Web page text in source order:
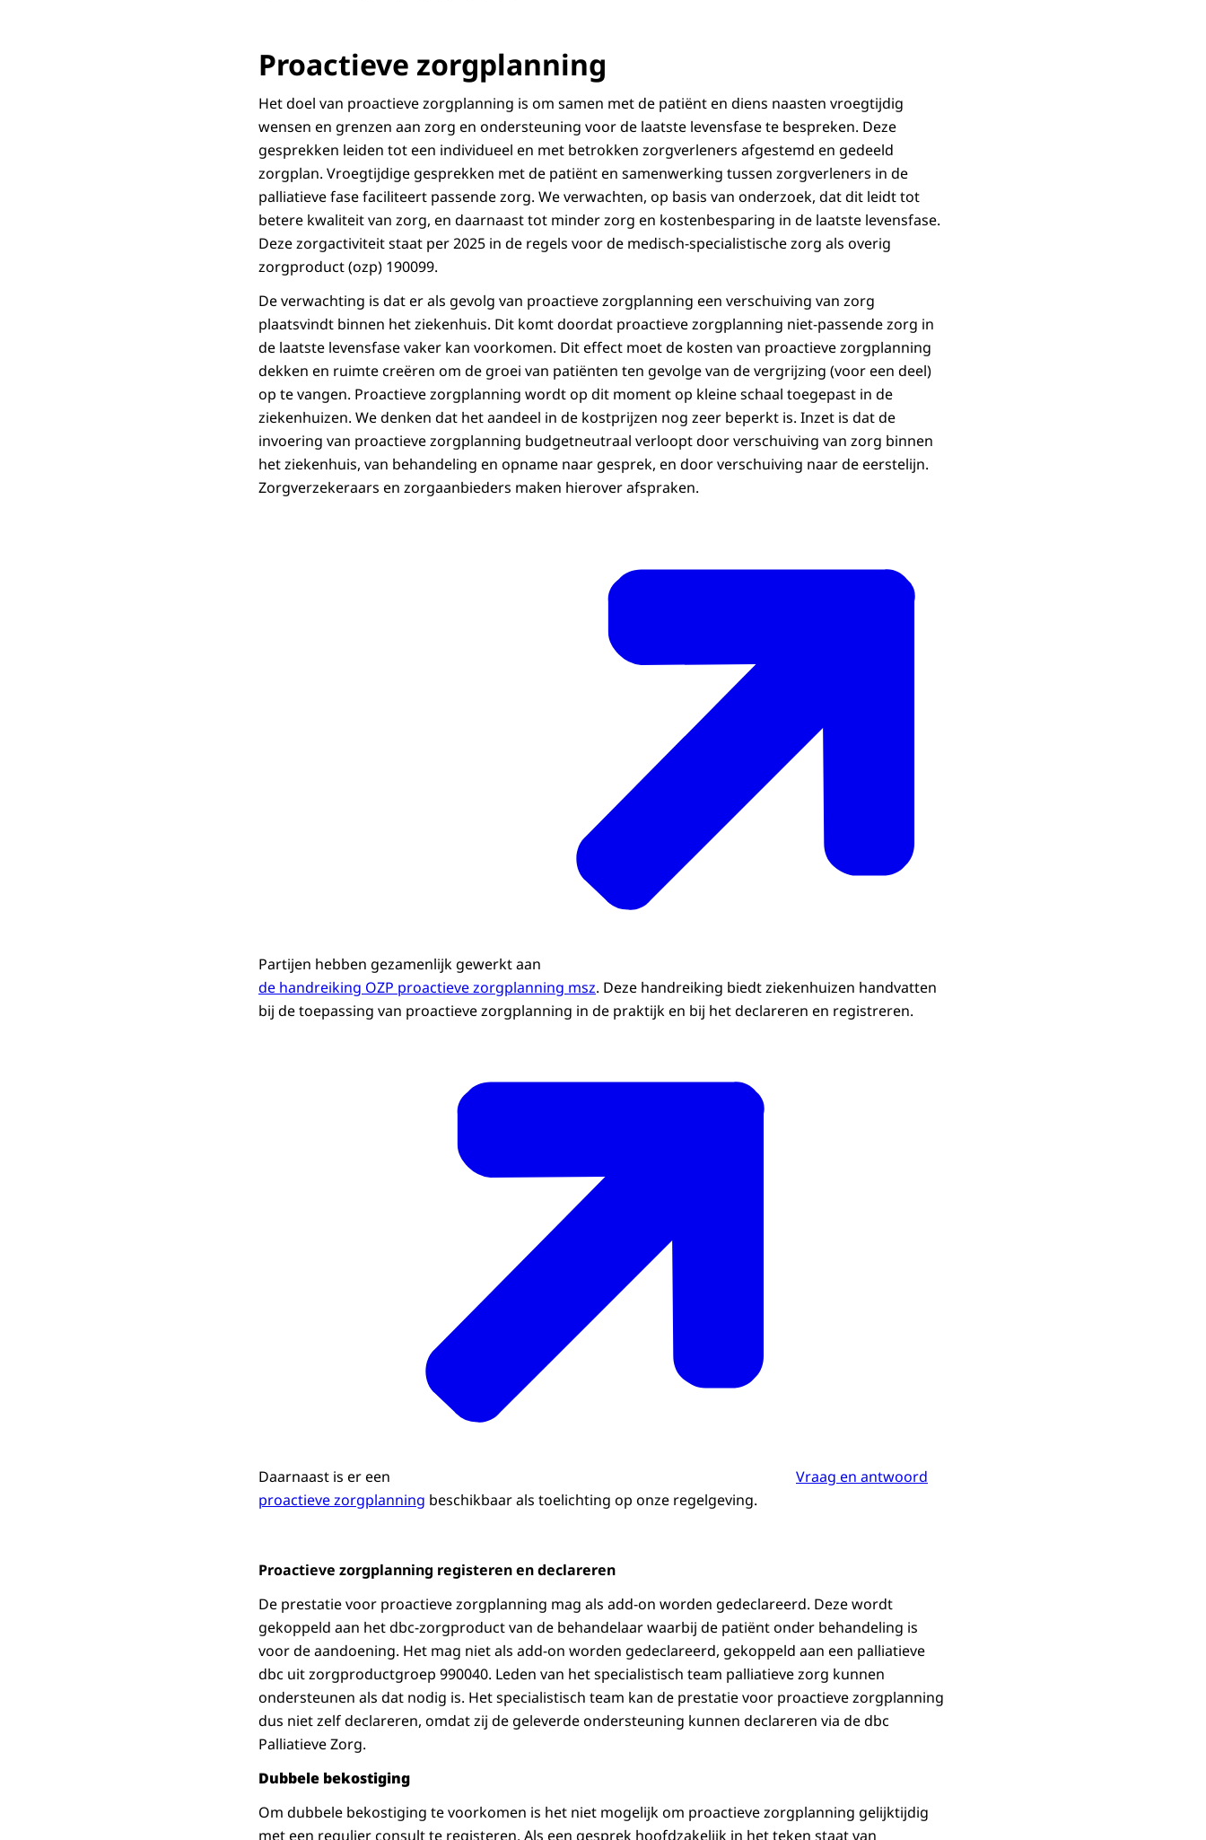
Proactieve zorgplanning
Het doel van proactieve zorgplanning is om samen met de patiënt en diens naasten vroegtijdig
wensen en grenzen aan zorg en ondersteuning voor de laatste levensfase te bespreken. Deze
gesprekken leiden tot een individueel en met betrokken zorgverleners afgestemd en gedeeld
zorgplan. Vroegtijdige gesprekken met de patiënt en samenwerking tussen zorgverleners in de
palliatieve fase faciliteert passende zorg. We verwachten, op basis van onderzoek, dat dit leidt tot
betere kwaliteit van zorg, en daarnaast tot minder zorg en kostenbesparing in de laatste levensfase.
Deze zorgactiviteit staat per 2025 in de regels voor de medisch-specialistische zorg als overig
zorgproduct (ozp) 190099.
De verwachting is dat er als gevolg van proactieve zorgplanning een verschuiving van zorg
plaatsvindt binnen het ziekenhuis. Dit komt doordat proactieve zorgplanning niet-passende zorg in
de laatste levensfase vaker kan voorkomen. Dit effect moet de kosten van proactieve zorgplanning
dekken en ruimte creëren om de groei van patiënten ten gevolge van de vergrijzing (voor een deel)
op te vangen. Proactieve zorgplanning wordt op dit moment op kleine schaal toegepast in de
ziekenhuizen. We denken dat het aandeel in de kostprijzen nog zeer beperkt is. Inzet is dat de
invoering van proactieve zorgplanning budgetneutraal verloopt door verschuiving van zorg binnen
het ziekenhuis, van behandeling en opname naar gesprek, en door verschuiving naar de eerstelijn.
Zorgverzekeraars en zorgaanbieders maken hierover afspraken.
Partijen hebben gezamenlijk gewerkt aan
de handreiking OZP proactieve zorgplanning msz. Deze handreiking biedt ziekenhuizen handvatten
bij de toepassing van proactieve zorgplanning in de praktijk en bij het declareren en registreren.
Daarnaast is er een
Vraag en antwoord
proactieve zorgplanning beschikbaar als toelichting op onze regelgeving.
Proactieve zorgplanning registeren en declareren
De prestatie voor proactieve zorgplanning mag als add-on worden gedeclareerd. Deze wordt
gekoppeld aan het dbc-zorgproduct van de behandelaar waarbij de patiënt onder behandeling is
voor de aandoening. Het mag niet als add-on worden gedeclareerd, gekoppeld aan een palliatieve
dbc uit zorgproductgroep 990040. Leden van het specialistisch team palliatieve zorg kunnen
ondersteunen als dat nodig is. Het specialistisch team kan de prestatie voor proactieve zorgplanning
dus niet zelf declareren, omdat zij de geleverde ondersteuning kunnen declareren via de dbc
Palliatieve Zorg.
Dubbele bekostiging
Om dubbele bekostiging te voorkomen is het niet mogelijk om proactieve zorgplanning gelijktijdig
met een regulier consult te registeren. Als een gesprek hoofdzakelijk in het teken staat van